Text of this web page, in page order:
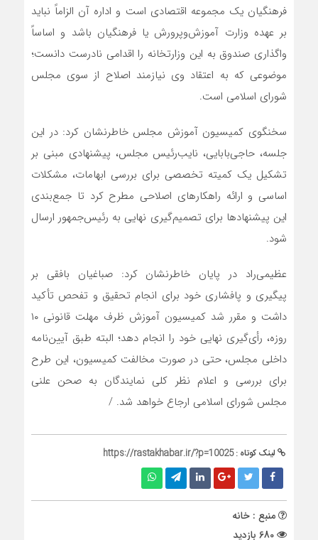
فرهنگیان یک مجموعه اقتصادی است و اداره آن الزاماً نباید
بر عهده وزارت آموزش‌وپرورش یا فرهنگیان باشد و اساساً
واگذاری صندوق به این وزارتخانه را اقدامی نادرست دانست؛
موضوعی که به اعتقاد وی نیازمند اصلاح از سوی مجلس
شورای اسلامی است.
سخنگوی کمیسیون آموزش مجلس خاطرنشان کرد: در این
جلسه، حاجی‌بابایی، نایب‌رئیس مجلس، پیشنهادی مبنی بر
تشکیل یک کمیته تخصصی برای بررسی ابهامات، مشکلات
اساسی و ارائه راهکارهای اصلاحی مطرح کرد تا جمع‌بندی
این پیشنهادها برای تصمیم‌گیری نهایی به رئیس‌جمهور ارسال
شود.
عظیمی‌راد در پایان خاطرنشان کرد: صباغیان بافقی بر
پیگیری و پافشاری خود برای انجام تحقیق و تفحص تأکید
داشت و مقرر شد کمیسیون آموزش ظرف مهلت قانونی ۱۰
روزه، رأی‌گیری نهایی خود را انجام دهد؛ البته طبق آیین‌نامه
داخلی مجلس، حتی در صورت مخالفت کمیسیون، این طرح
برای بررسی و اعلام نظر کلی نمایندگان به صحن علنی
مجلس شورای اسلامی ارجاع خواهد شد. /
لینک کوتاه :https://rastakhabar.ir/?p=10025
منبع : خانه